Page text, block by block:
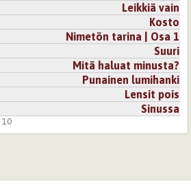
Leikkiä vain
Kosto
Nimetön tarina | Osa 1
Suuri
Mitä haluat minusta?
Punainen lumihanki
Lensit pois
Sinussa
10